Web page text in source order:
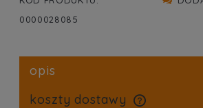
0000028085
opis
koszty dostawy